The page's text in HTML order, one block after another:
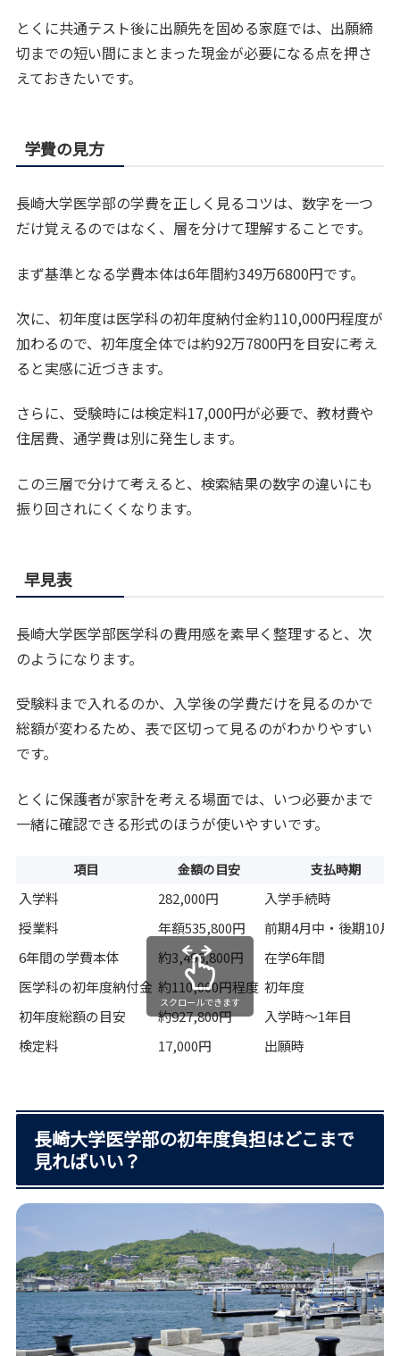
とくに共通テスト後に出願先を固める家庭では、出願締
切までの短い間にまとまった現金が必要になる点を押さ
えておきたいです。
学費の見方
長崎大学医学部の学費を正しく見るコツは、数字を一つ
だけ覚えるのではなく、層を分けて理解することです。
まず基準となる学費本体は6年間約349万6800円です。
次に、初年度は医学科の初年度納付金約110,000円程度が
加わるので、初年度全体では約92万7800円を目安に考え
ると実感に近づきます。
さらに、受験時には検定料17,000円が必要で、教材費や
住居費、通学費は別に発生します。
この三層で分けて考えると、検索結果の数字の違いにも
振り回されにくくなります。
早見表
長崎大学医学部医学科の費用感を素早く整理すると、次
のようになります。
受験料まで入れるのか、入学後の学費だけを見るのかで
総額が変わるため、表で区切って見るのがわかりやすい
です。
とくに保護者が家計を考える場面では、いつ必要かまで
一緒に確認できる形式のほうが使いやすいです。
項目 金額の目安 支払時期
入学料 282,000円
入学手続時
授業料
年額535,800円
前期4月中・後期10月
6年間の学費本体
約3,496,800円
在学6年間
医学科の初年度納付金 約110,000円程度 初年度
初年度総額の目安
約927,800円
入学時〜1年目
検定料
17,000円 出願時
スクロールできます
長崎大学医学部の初年度負担はどこまで
見ればいい？